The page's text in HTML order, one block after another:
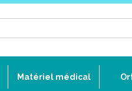
Matériel médical